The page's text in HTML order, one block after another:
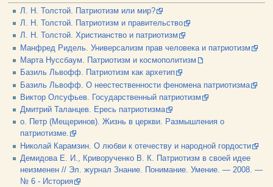
Л. Н. Толстой. Патриотизм или мир?
Л. Н. Толстой. Патриотизм и правительство
Л. Н. Толстой. Христианство и патриотизм
Манфред Ридель. Универсализм прав человека и патриотизм
Марта Нуссбаум. Патриотизм и космополитизм
Базиль Львофф. Патриотизм как архетип
Базиль Львофф. О неестественности феномена патриотизма
Виктор Олсуфьев. Государственный патриотизм
Дмитрий Таланцев. Ересь патриотизма
о. Петр (Мещеринов). Жизнь в церкви. Размышления о
патриотизме.
Николай Карамзин. О любви к отечеству и народной гордости
Демидова Е. И., Криворученко В. К. Патриотизм в своей идее
неизменен // Эл. журнал Знание. Понимание. Умение. — 2008. —
№ 6 - История